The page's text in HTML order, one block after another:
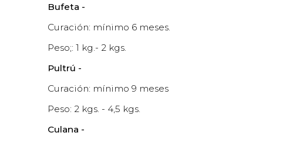
Bufeta -
Curación: mínimo 6 meses.
Peso;: 1 kg.- 2 kgs.
Pultrú -
Curación: mínimo 9 meses
Peso: 2 kgs. - 4,5 kgs.
Culana -